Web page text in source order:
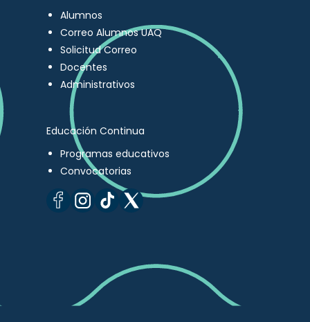
Alumnos
Correo Alumnos UAQ
Solicitud Correo
Docentes
Administrativos
Educación Continua
Programas educativos
Convocatorias